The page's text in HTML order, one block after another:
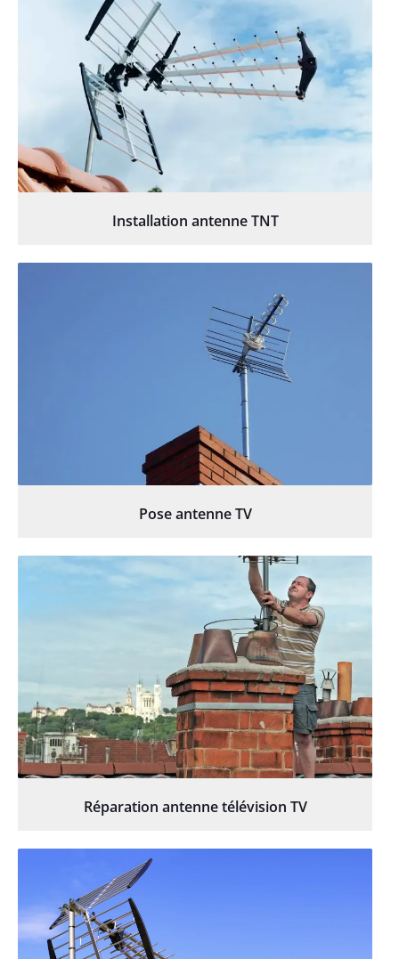
Installation antenne TNT
Pose antenne TV
Réparation antenne télévision TV